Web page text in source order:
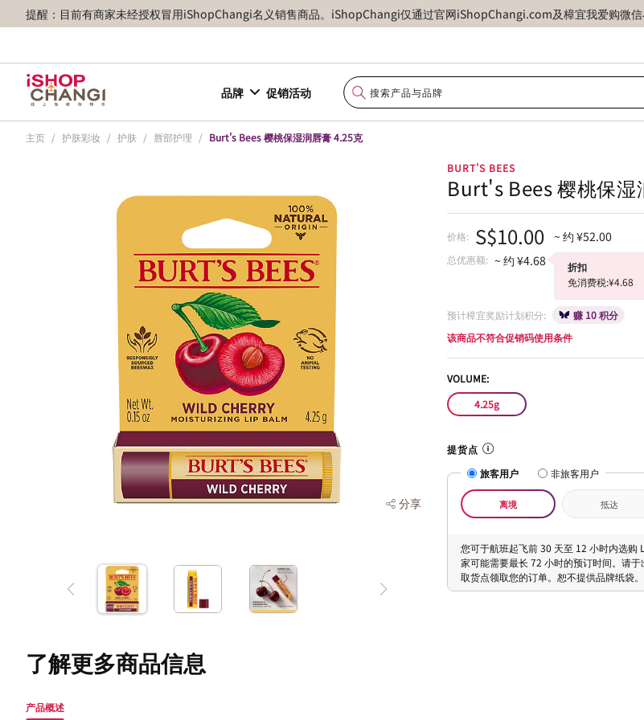
提醒：目前有商家未经授权冒用iShopChangi名义销售商品。iShopChangi仅通过官网iShopChangi.com及樟宜我爱购微信
品牌 促销活动
主页 / 护肤彩妆 / 护肤 / 唇部护理 / Burt's Bees 樱桃保湿润唇膏 4.25克
分享
BURT'S BEES
Burt's Bees 樱桃保湿
价格: S$10.00 ~ 约 ¥52.00
总优惠额: ~ 约 ¥4.68
折扣
免消费税:¥4.68
预计樟宜奖励计划积分:
赚 10 积分
该商品不符合促销码使用条件
VOLUME:
4.25g
提货点
旅客用户
非旅客用户
离境 抵达
您可于航班起飞前 30 天至 12 小时内选
家可能需要最长 72 小时的预订时间。请
取货点领取您的订单。恕不提供品牌纸袋。
了解更多商品信息
产品概述